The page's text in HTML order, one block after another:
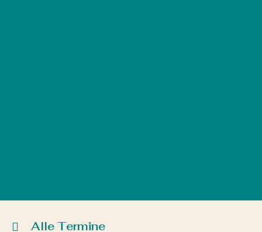
Alle Termine